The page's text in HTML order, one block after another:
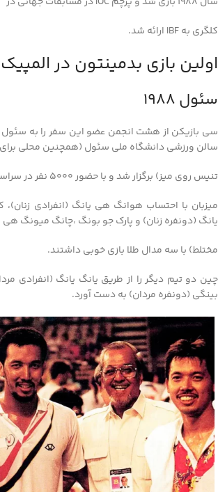
کلگری به IBF ارائه شد.
اولین بازی بدمینتون در المپیک
سئول 1988
سی بازیکن از هشت انجمن عضو این سفر را به سئول
سالن ورزشی دانشگاه ملی سئول (همچنین محلی برای
تنیس روی میز) برگزار شد و با حضور 5000 نفر در سراسر جهان برگزار شد.
میزبان با احتساب هوانگ هی یانگ (انفرادی
یانگ (دونفره زنان) و پارک جو بونگ ،چانگ میونگ
مختلط) با سه مدال طلا بازی خوبی داشتند.
چین دو تیم دیگر را از طریق یانگ یانگ (انفرادی
بینگی (دونفره مردان) به دست آورد.